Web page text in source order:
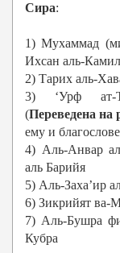
Сира:
1) Мухаммад
Ихсан аль-
2) Тарих аль-
3) ‘Урф ат-
(Переведена на
ему и
4) Аль-Анвар
аль Барийя
5) Аль-Заха’ир
6) Зикрийят ва-
7) Аль-Бушра
Кубра